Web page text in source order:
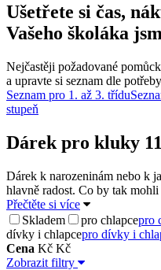
Ušetřete si čas,
Vašeho školáka
Nejčastěji požadované
a upravte si seznam dle
Seznam pro 1. až 3. třídu
stupeň
Dárek pro kluky
Dárek k narozeninám nebo k
hlavně radost. Co by tak
Přečtěte si více
Skladem
pro chlapcepro
dívky i chlapcepro dívky i
Cena Kč Kč
Zobrazit filtry